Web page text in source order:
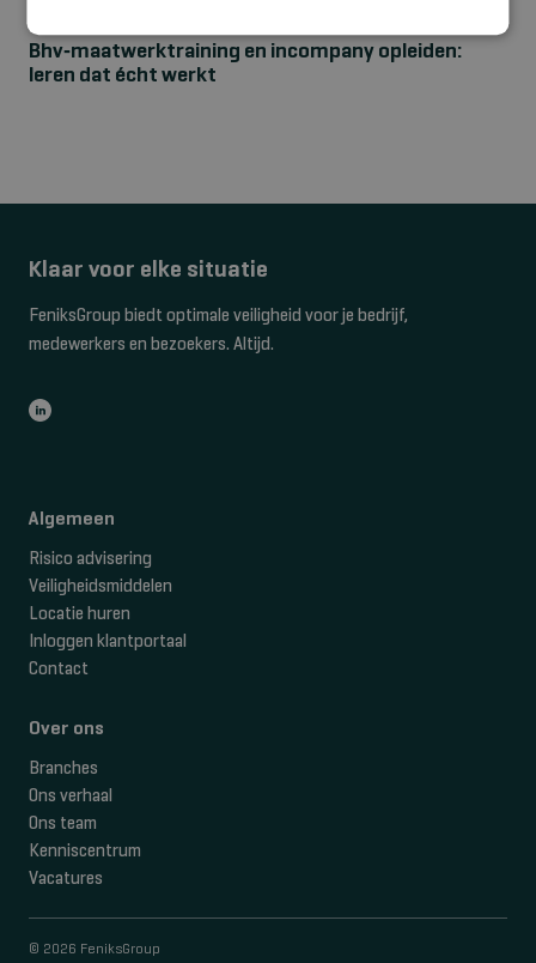
Bhv‑maatwerktraining en incompany opleiden:
leren dat écht werkt
Klaar voor elke situatie
FeniksGroup biedt optimale veiligheid voor je bedrijf,
medewerkers en bezoekers. Altijd.
Algemeen
Risico advisering
Veiligheidsmiddelen
Locatie huren
Inloggen klantportaal
Contact
Over ons
Branches
Ons verhaal
Ons team
Kenniscentrum
Vacatures
© 2026 FeniksGroup